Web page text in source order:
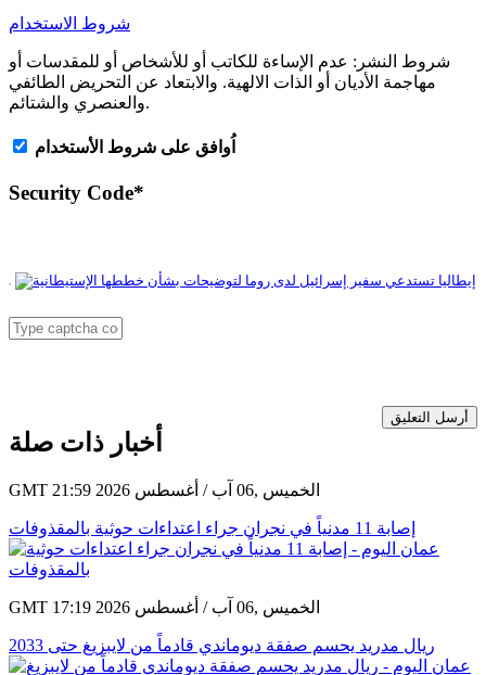
شروط الاستخدام
شروط النشر: عدم الإساءة للكاتب أو للأشخاص أو للمقدسات أو
مهاجمة الأديان أو الذات الالهية. والابتعاد عن التحريض الطائفي
والعنصري والشتائم.
اُوافق على شروط الأستخدام
Security Code*
أرسل التعليق
أخبار ذات صلة
GMT 21:59 2026 الخميس ,06 آب / أغسطس
إصابة 11 مدنياً في نجران جراء اعتداءات حوثية بالمقذوفات
GMT 17:19 2026 الخميس ,06 آب / أغسطس
ريال مدريد يحسم صفقة ديوماندي قادماً من لايبزيغ حتى 2033